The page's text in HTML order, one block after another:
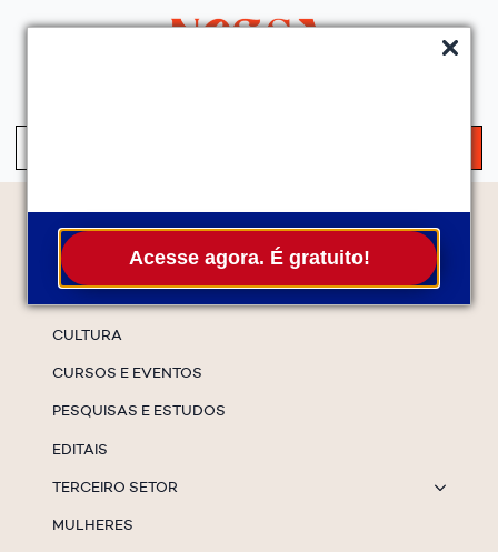
Acesse agora. É gratuito!
Temas
CULTURA
CURSOS E EVENTOS
PESQUISAS E ESTUDOS
EDITAIS
TERCEIRO SETOR
MULHERES